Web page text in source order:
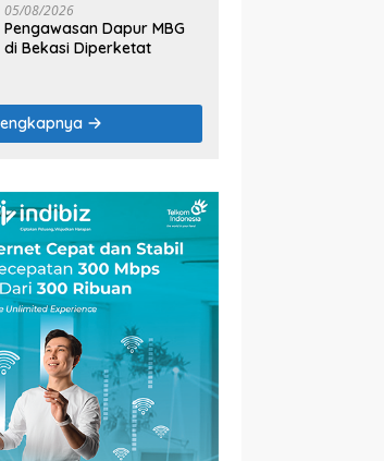
05/08/2026
Pengawasan Dapur MBG
di Bekasi Diperketat